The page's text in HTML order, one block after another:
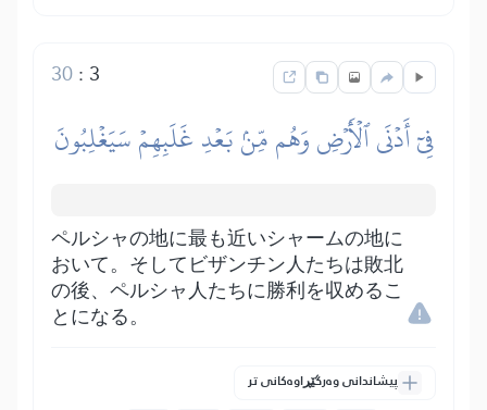
3
:
30
فِيٓ أَدۡنَى ٱلۡأَرۡضِ وَهُم مِّنۢ بَعۡدِ غَلَبِهِمۡ سَيَغۡلِبُونَ
ペルシャの地に最も近いシャームの地に
おいて。そしてビザンチン人たちは敗北
の後、ペルシャ人たちに勝利を収めるこ
とになる。
پیشاندانی وەرگێڕاوەکانی تر